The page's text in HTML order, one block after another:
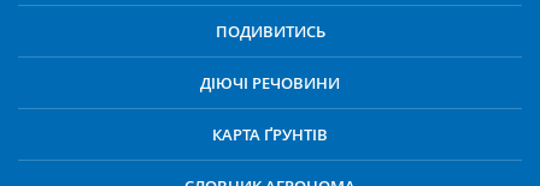
ПОДИВИТИСЬ
ДІЮЧІ РЕЧОВИНИ
КАРТА ҐРУНТІВ